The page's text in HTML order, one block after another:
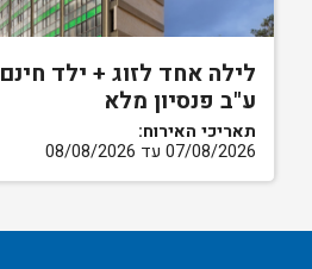
לילה אחד לזוג + ילד חינם
ע"ב פנסיון מלא
תאריכי האירוח:
07/08/2026 עד 08/08/2026